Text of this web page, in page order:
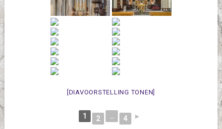
[DIAVOORSTELLING TONEN]
1 2 ... 4 ►